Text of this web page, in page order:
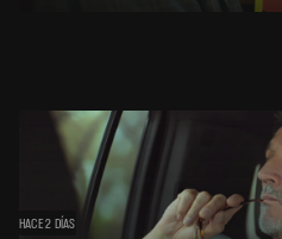
HACE 2 DÍAS